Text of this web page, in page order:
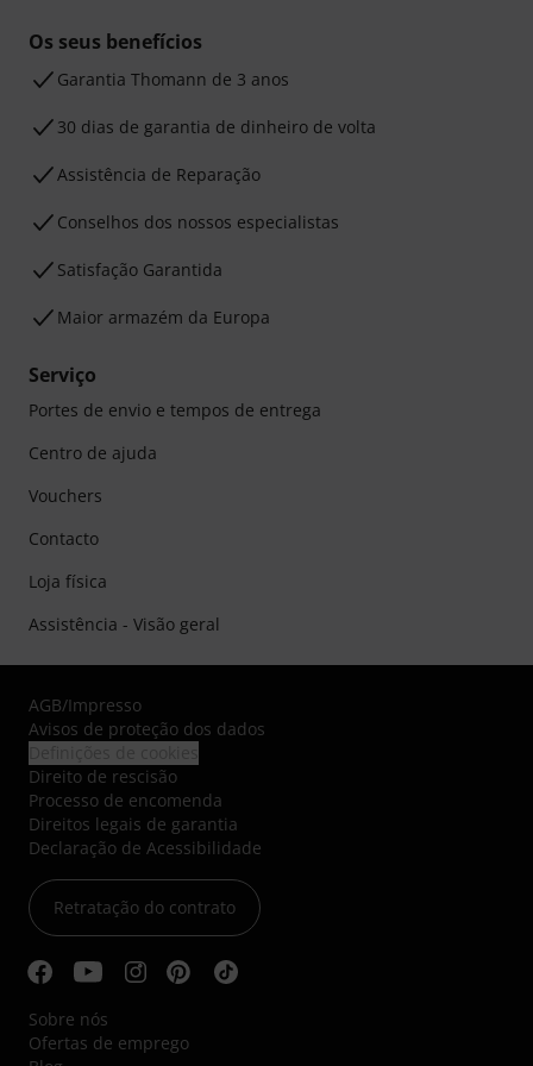
Os seus benefícios
Garantia Thomann de 3 anos
30 dias de garantia de dinheiro de volta
Assistência de Reparação
Conselhos dos nossos especialistas
Satisfação Garantida
Maior armazém da Europa
Serviço
Portes de envio e tempos de entrega
Centro de ajuda
Vouchers
Contacto
Loja física
Assistência - Visão geral
AGB/Impresso
Avisos de proteção dos dados
Direito de rescisão
Processo de encomenda
Direitos legais de garantia
Declaração de Acessibilidade
Retratação do contrato
Sobre nós
Ofertas de emprego